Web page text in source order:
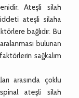
Ateşli silah
ateşli silaha
bağlıdır. Bu
bulunan
sağkalım
arasında çoklu
ateşli silah